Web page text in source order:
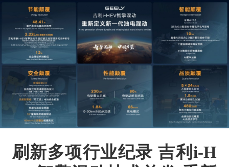
刷新多项行业纪录 吉利i-H